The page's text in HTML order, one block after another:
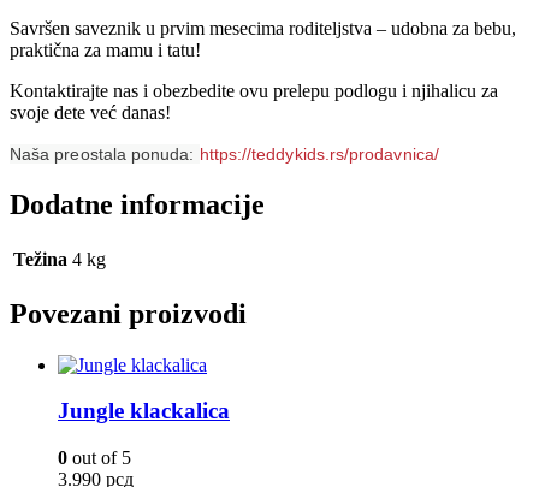
Savršen saveznik u prvim mesecima roditeljstva – udobna za bebu,
praktična za mamu i tatu!
Kontaktirajte nas i obezbedite ovu prelepu podlogu i njihalicu za
svoje dete već danas!
Naša preostala ponuda: https://teddykids.rs/prodavnica/
Dodatne informacije
Težina 4 kg
Povezani proizvodi
Jungle klackalica
0 out of 5
3.990 рсд